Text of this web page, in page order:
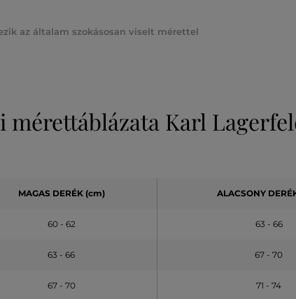
az általam szokásosan viselt mérettel
mérettáblázata Karl
MAGAS DERÉK (cm) ALACSONY
60 - 62 63 - 66
63 - 66 67 - 70
67 - 70 71 - 74